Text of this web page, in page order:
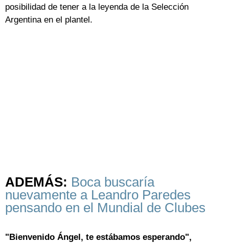
posibilidad de tener a la leyenda de la Selección
Argentina en el plantel.
ADEMÁS: Boca buscaría
nuevamente a Leandro Paredes
pensando en el Mundial de Clubes
"Bienvenido Ángel, te estábamos esperando",